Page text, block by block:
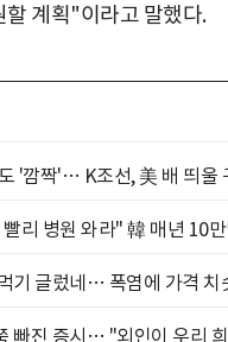
할 계획"이라고 말했다.
'깜짝'… K조선, 美 배 띄울
리 병원 와라" 韓 매년 10
기 글렀네… 폭염에 가격 치
빠진 증시… "외인이 우리